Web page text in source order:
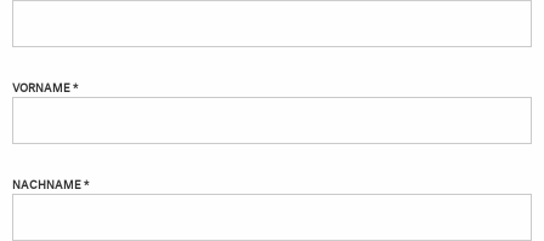
VORNAME *
NACHNAME *